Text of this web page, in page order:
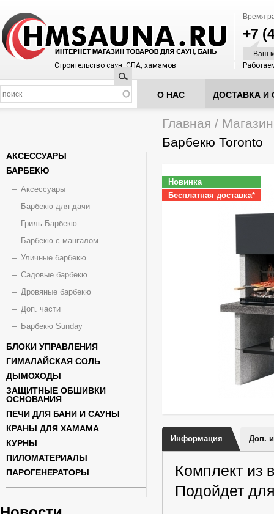
Время
+7
Ваш
Строительство саун, СПА, хамамов
Поиск
О НАС ДОСТАВКА И
Вы здесь
Главная / Магазин
Барбекю Toronto
Новинка
Бесплатная доставка*
Информация Доп.
Комплект из
Подойдет
АКСЕССУАРЫ
БАРБЕКЮ
Аксессуары
Барбекю для дачи
Гриль-Барбекю
Барбекю с мангалом
Уличные барбекю
Садовые барбекю
Дровяные барбекю
Доп. части
Барбекю Sunday
БЛОКИ УПРАВЛЕНИЯ
ГИМАЛАЙСКАЯ СОЛЬ
ДЫМОХОДЫ
ЗАЩИТНЫЕ ОБШИВКИ
ОСНОВАНИЯ
ПЕЧИ ДЛЯ БАНИ И САУНЫ
КРАНЫ ДЛЯ ХАМАМА
КУРНЫ
ПИЛОМАТЕРИАЛЫ
ПАРОГЕНЕРАТОРЫ